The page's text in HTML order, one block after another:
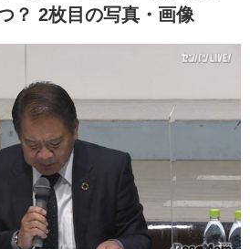
？ 2枚目の写真・画像